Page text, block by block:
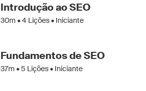
Introdução ao SEO
30m •4 Lições • Iniciante
Fundamentos de SEO
37m •5 Lições • Iniciante